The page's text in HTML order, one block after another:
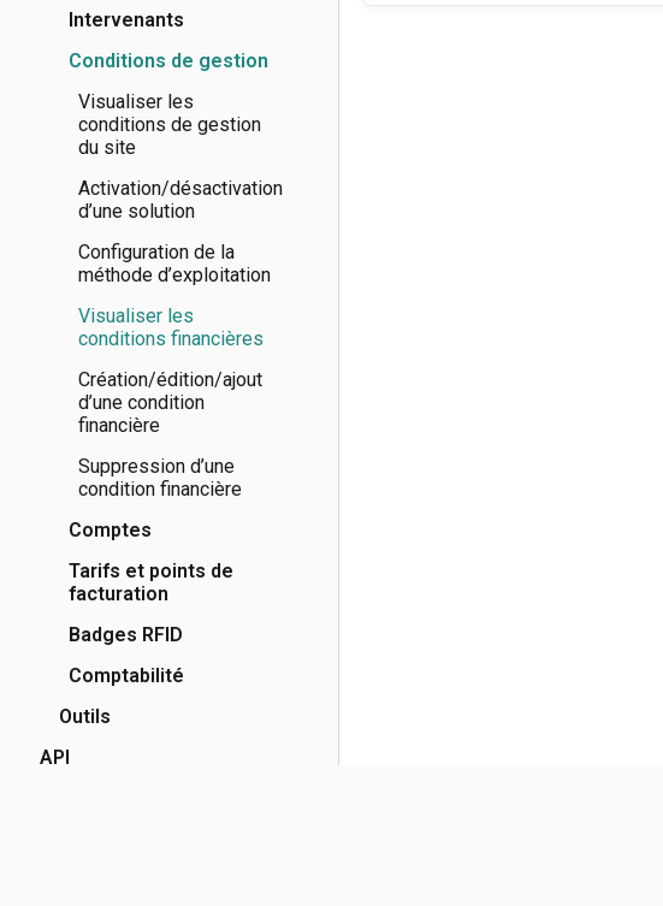
Intervenants
Conditions de gestion
Visualiser les
conditions de gestion
du site
Activation/désactivation
d’une solution
Configuration de la
méthode d’exploitation
Visualiser les
conditions financières
Création/édition/ajout
d’une condition
financière
Suppression d’une
condition financière
Comptes
Tarifs et points de
facturation
Badges RFID
Comptabilité
Outils
API